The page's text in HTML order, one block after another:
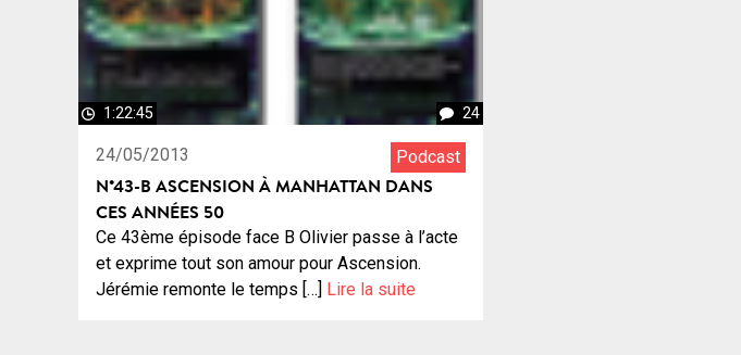
1:22:45 24
24/05/2013 Podcast
N°43-B ASCENSION À MANHATTAN DANS
CES ANNÉES 50
Ce 43ème épisode face B Olivier passe à l’acte
et exprime tout son amour pour Ascension.
Jérémie remonte le temps […] Lire la suite